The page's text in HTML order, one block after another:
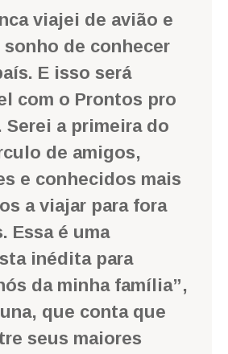
viajei de avião e
de conhecer
E isso será
com o Prontos pro
Serei a primeira do
de amigos,
e conhecidos mais
a viajar para fora
Essa é uma
inédita para
da minha família”,
que conta que
seus maiores